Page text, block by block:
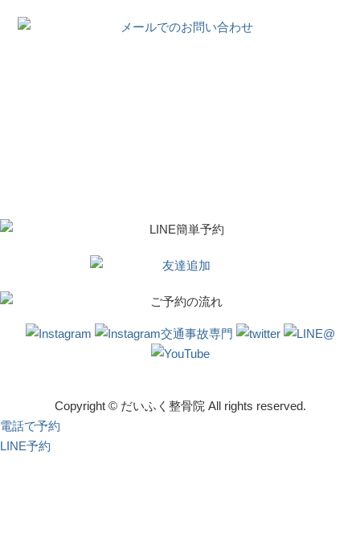
Copyright © だいふく整骨院 All rights reserved.
電話で予約
LINE予約